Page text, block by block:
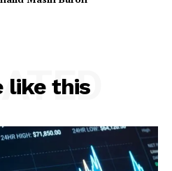
like this